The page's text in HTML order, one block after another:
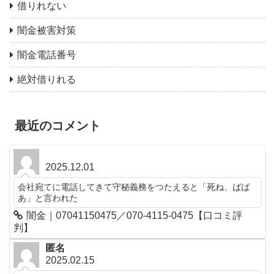
借りれない
闇金被害対策
闇金電話番号
絶対借りれる
最近のコメント
2025.12.01
会社宛てに電話してきて守秘義務をつたえると「死ね、ばば
あ」と言われた
闇金｜07041150475／070-4115-0475【口コミ評
判】
匿名
2025.02.15